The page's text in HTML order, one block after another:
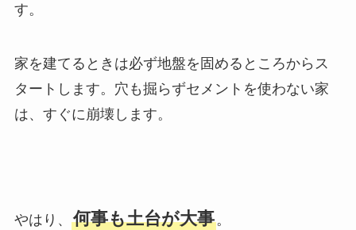
す。
家を建てるときは必ず地盤を固めるところからス
タートします。穴も掘らずセメントを使わない家
は、すぐに崩壊します。
やはり、 何事も土台が大事。